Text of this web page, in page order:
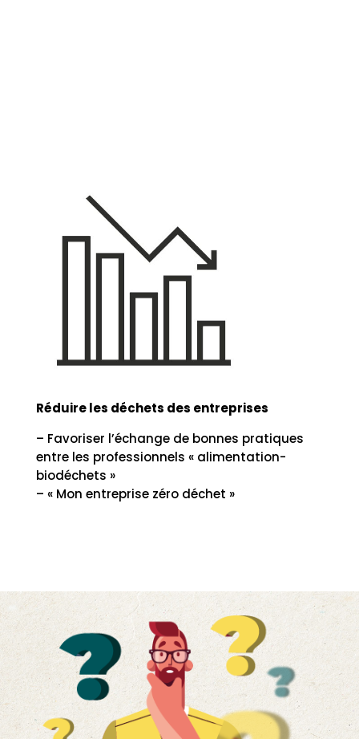
Réduire les déchets des entreprises
– Favoriser l’échange de bonnes pratiques
entre les professionnels « alimentation-
biodéchets »
– « Mon entreprise zéro déchet »